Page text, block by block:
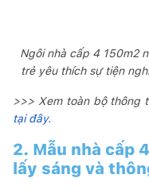
Ngôi nhà cấp 4 150m2
trẻ yêu thích sự tiện
>>> Xem toàn bộ thông
tại đây.
2. Mẫu nhà cấp
lấy sáng và